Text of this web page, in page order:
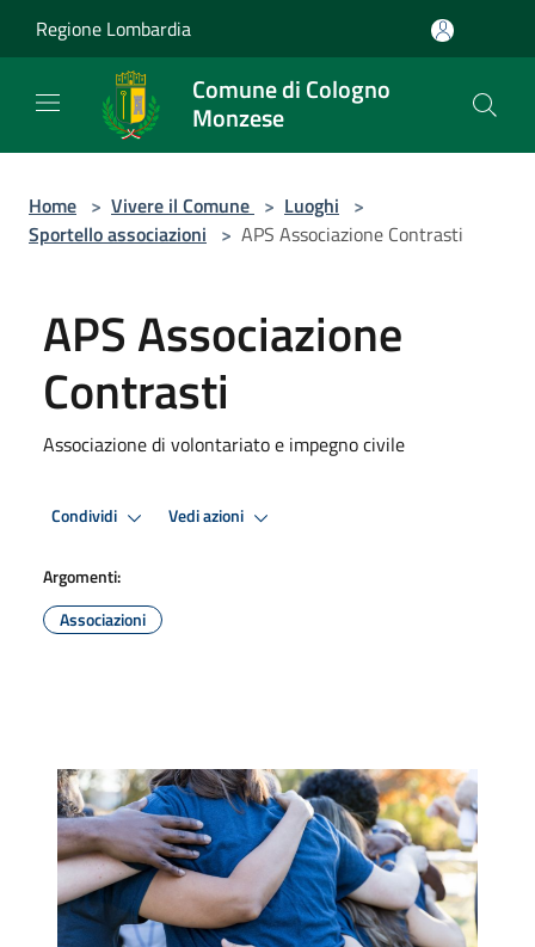
Regione Lombardia
Comune di Cologno
Monzese
Home > Vivere il Comune > Luoghi >
Sportello associazioni > APS Associazione Contrasti
APS Associazione
Contrasti
Associazione di volontariato e impegno civile
Condividi Vedi azioni
Argomenti:
Associazioni